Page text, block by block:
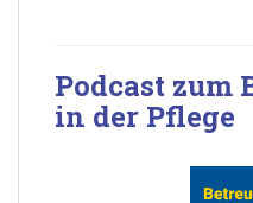
Podcast zum
in der Pflege